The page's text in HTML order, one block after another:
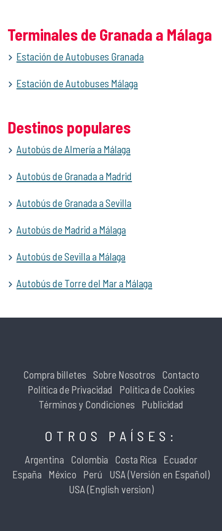
Terminales de Granada a Málaga
Estación de Autobuses Granada
Estación de Autobuses Málaga
Destinos populares
Autobús de Almería a Málaga
Autobús de Granada a Madrid
Autobús de Granada a Sevilla
Autobús de Madrid a Málaga
Autobús de Sevilla a Málaga
Autobús de Torre del Mar a Málaga
Compra billetes Sobre Nosotros
Contacto
Política de Privacidad
Política de Cookies
Términos y Condiciones
Publicidad
OTROS PAÍSES:
Argentina Colombia Costa Rica
Ecuador
España
México Perú
USA (Versión en Español)
USA (English version)